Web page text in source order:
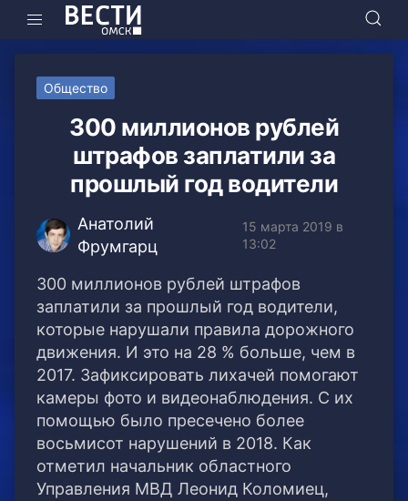
Общество
300 миллионов рублей
штрафов заплатили за
прошлый год водители
Анатолий
Фрумгарц
15 марта 2019 в
13:02
300 миллионов рублей штрафов
заплатили за прошлый год водители,
которые нарушали правила дорожного
движения. И это на 28 % больше, чем в
2017. Зафиксировать лихачей помогают
камеры фото и видеонаблюдения. С их
помощью было пресечено более
восьмисот нарушений в 2018. Как
отметил начальник областного
Управления МВД Леонид Коломиец,